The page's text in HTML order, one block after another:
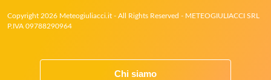
Copyright 2026 Meteogiuliacci.it - All Rights Reserved - METEOGIULIACCI SRL
P.IVA 09788290964
Chi siamo